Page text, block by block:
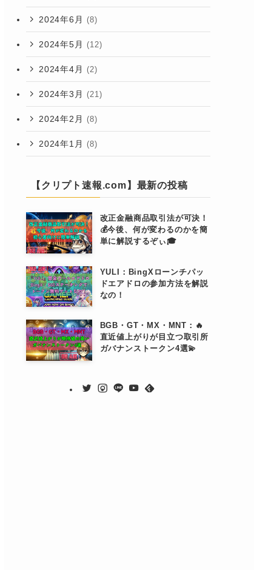
2024年6月 (8)
2024年5月 (12)
2024年4月 (2)
2024年3月 (21)
2024年2月 (8)
2024年1月 (8)
【クリプト速報.com】最新の投稿
改正金融商品取引法が可決！
💰今後、何が変わるのかを簡
単に解説するぞぃ🎓
YULI：BingXローンチパッ
ドエアドロの参加方法を解説
なの！
BGB・GT・MX・MNT：🔥
直近値上がりが目立つ取引所
ガバナンストークン4選💫